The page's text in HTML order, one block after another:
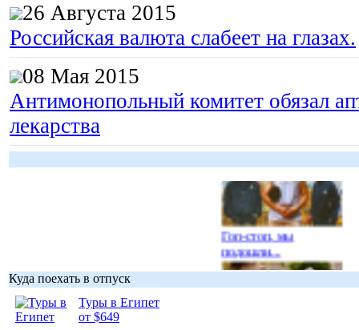
26 Августа 2015
Российская валюта слабеет на глазах.
08 Мая 2015
Антимонопольный комитет обязал
лекарства
Гоп-стоп, мы
подошли...
Куда поехать в отпуск
Туры в Египет
от $649